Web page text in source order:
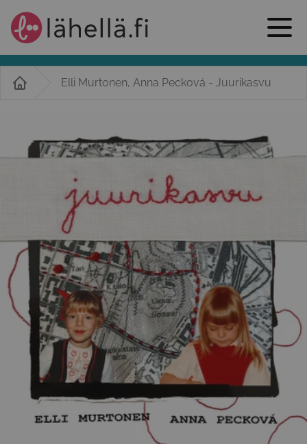
Elli Murtonen, Anna Pecková - Juurikasvu